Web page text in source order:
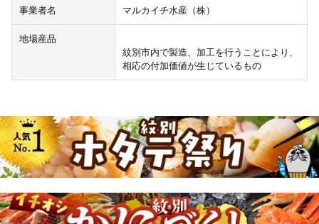
事業者名 マルカイチ水産（株）
地場産品
紋別市内で製造、加工を行うことにより、
相応の付加価値が生じているもの